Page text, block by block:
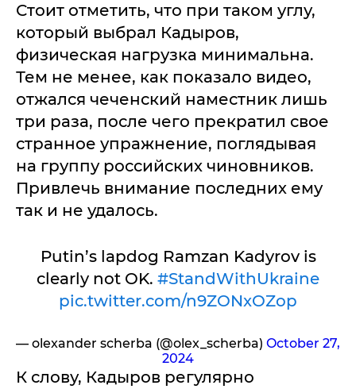
Стоит отметить, что при таком углу,
который выбрал Кадыров,
физическая нагрузка минимальна.
Тем не менее, как показало видео,
отжался чеченский наместник лишь
три раза, после чего прекратил свое
странное упражнение, поглядывая
на группу российских чиновников.
Привлечь внимание последних ему
так и не удалось.
Putin’s lapdog Ramzan Kadyrov is
clearly not OK. #StandWithUkraine
pic.twitter.com/n9ZONxOZop
— olexander scherba (@olex_scherba) October 27,
2024
К слову, Кадыров регулярно